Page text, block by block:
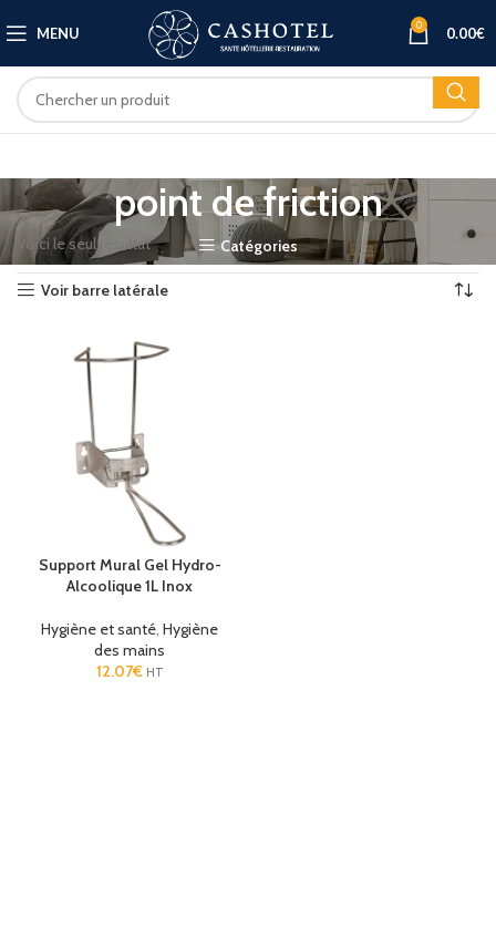
MENU 0 0.00€
point de friction
Catégories
Voici le seul résultat
Voir barre latérale
Support Mural Gel Hydro-
Alcoolique 1L Inox
Hygiène et santé, Hygiène
des mains
12.07€ HT